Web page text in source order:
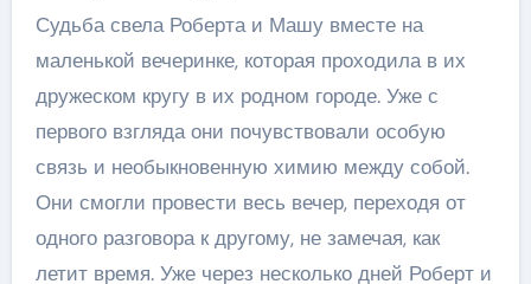
Судьба свела Роберта и Машу вместе на
маленькой вечеринке, которая проходила в их
дружеском кругу в их родном городе. Уже с
первого взгляда они почувствовали особую
связь и необыкновенную химию между собой.
Они смогли провести весь вечер, переходя от
одного разговора к другому, не замечая, как
летит время. Уже через несколько дней Роберт и